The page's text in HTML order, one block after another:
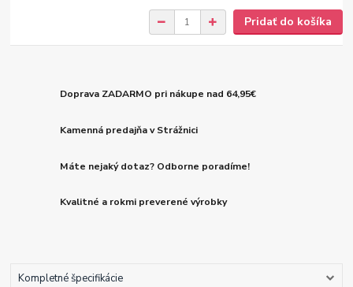
Pridať do košíka
Doprava ZADARMO pri nákupe nad 64,95€
Kamenná predajňa v Strážnici
Máte nejaký dotaz? Odborne poradíme!
Kvalitné a rokmi preverené výrobky
Kompletné špecifikácie